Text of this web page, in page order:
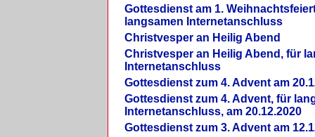
Gottesdienst am 1.
langsamen Internetanschluss
Christvesper an Heilig Abend
Christvesper an Heilig Abend, für
Internetanschluss
Gottesdienst zum 4. Advent am
Gottesdienst zum 4. Advent, für
Internetanschluss, am 20.12.2020
Gottesdienst zum 3. Advent am